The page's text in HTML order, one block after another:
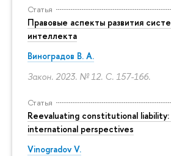
Статья
Правовые аспекты развития
интеллекта
Виноградов В. А.
Закон. 2023. № 12. С. 157-166.
Статья
Reevaluating constitutional liability:
international perspectives
Vinogradov V.